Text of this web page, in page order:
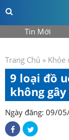
Tin Mới
Trang Chủ » Khỏe
9 loại đồ
không
Ngày đăng: 09/